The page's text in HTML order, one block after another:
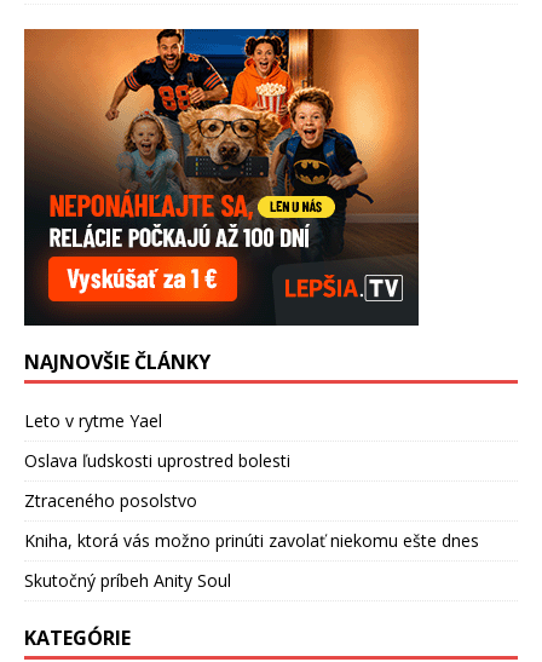
NAJNOVŠIE ČLÁNKY
Leto v rytme Yael
Oslava ľudskosti uprostred bolesti
Ztraceného posolstvo
Kniha, ktorá vás možno prinúti zavolať niekomu ešte dnes
Skutočný príbeh Anity Soul
KATEGÓRIE